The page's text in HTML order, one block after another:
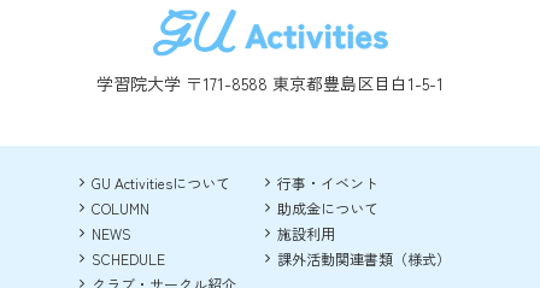
学習院大学 〒171-8588 東京都豊島区目白1-5-1
GU Activitiesについて
COLUMN
NEWS
SCHEDULE
行事・イベント
助成金について
施設利用
課外活動関連書類（様式）